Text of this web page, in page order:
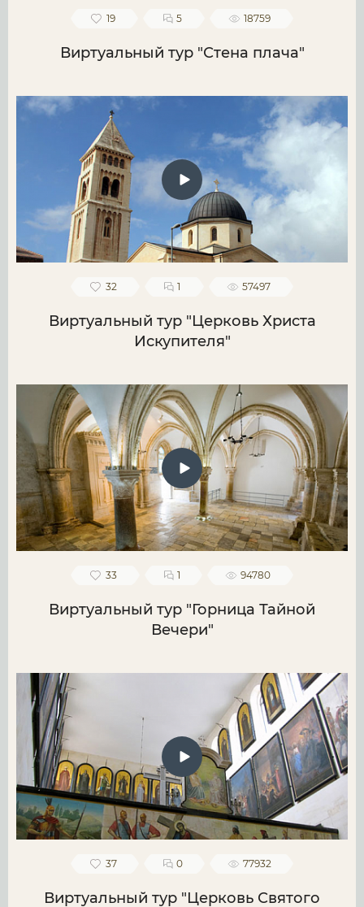
19 5 18759
Виртуальный тур "Стена плача"
32 1 57497
Виртуальный тур "Церковь Христа
Искупителя"
33 1 94780
Виртуальный тур "Горница Тайной
Вечери"
37 0 77932
Виртуальный тур "Церковь Святого